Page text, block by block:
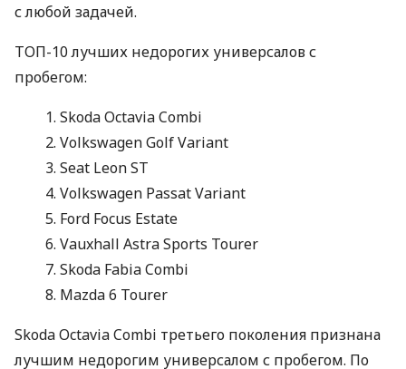
с любой задачей.
ТОП-10 лучших недорогих универсалов с
пробегом:
Skoda Octavia Combi
Volkswagen Golf Variant
Seat Leon ST
Volkswagen Passat Variant
Ford Focus Estate
Vauxhall Astra Sports Tourer
Skoda Fabia Combi
Mazda 6 Tourer
Skoda Octavia Combi третьего поколения признана
лучшим недорогим универсалом с пробегом. По